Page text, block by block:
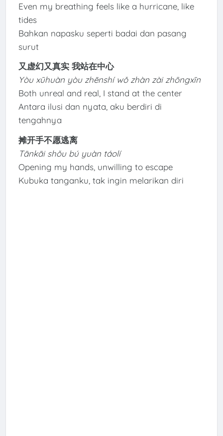
Even my breathing feels like a hurricane, like
tides
Bahkan napasku seperti badai dan pasang
surut
又虚幻又真实 我站在中心
Yòu xūhuàn yòu zhēnshí wǒ zhàn zài zhōngxīn
Both unreal and real, I stand at the center
Antara ilusi dan nyata, aku berdiri di
tengahnya
摊开手不愿逃离
Tānkāi shǒu bú yuàn táolí
Opening my hands, unwilling to escape
Kubuka tanganku, tak ingin melarikan diri